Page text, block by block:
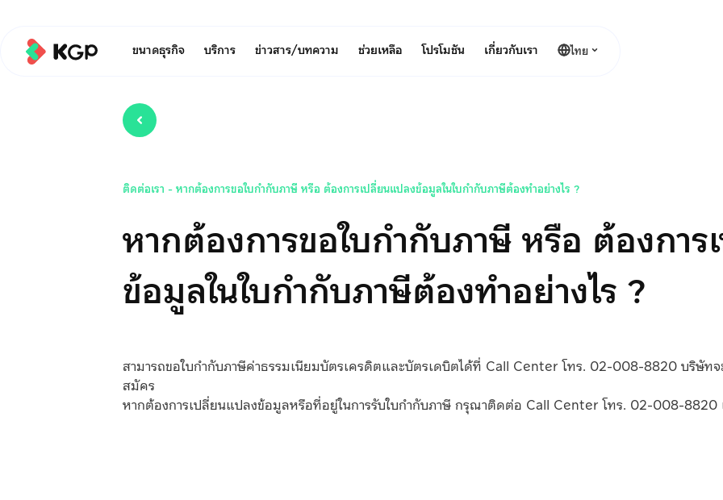
ขนาดธุรกิจ บริการ ข่าวสาร/บทความ ช่วยเหลือ โปรโมชัน เกี่ยวกับเรา ไทย
ติดต่อเรา - หากต้องการขอใบกำกับภาษี หรือ ต้องการเปลี่ยนแปลงข้อมูลในใบกำกับภาษีต้องทำอย่างไร ?
หากต้องการขอใบกำกับภาษี หรือ ต้องการ
ข้อมูลในใบกำกับภาษีต้องทำอย่างไร ?
สามารถขอใบกำกับภาษีค่าธรรมเนียมบัตรเครดิตและบัตรเดบิตได้ที่ Call Center โทร. 02-008-8820 บริษัทจ
สมัคร
หากต้องการเปลี่ยนแปลงข้อมูลหรือที่อยู่ในการรับใบกำกับภาษี กรุณาติดต่อ Call Center โทร. 02-008-8820